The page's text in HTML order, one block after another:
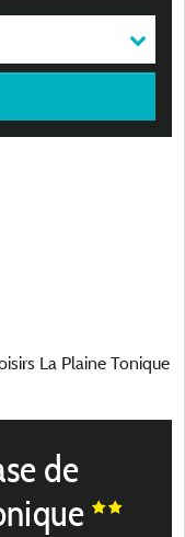
La Plaine Tonique
de